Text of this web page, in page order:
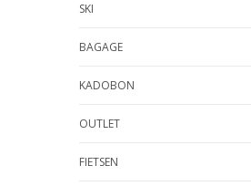
SKI
BAGAGE
KADOBON
OUTLET
FIETSEN